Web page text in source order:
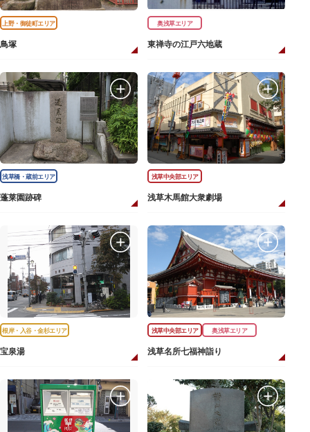
上野・御徒町エリア
鳥塚
奥浅草エリア
東禅寺の江戸六地蔵
浅草橋・蔵前エリア
蓬莱園跡碑
浅草中央部エリア
浅草木馬館大衆劇場
根岸・入谷・金杉エリア
宝泉湯
浅草中央部エリア 奥浅草エリア
浅草名所七福神詣り